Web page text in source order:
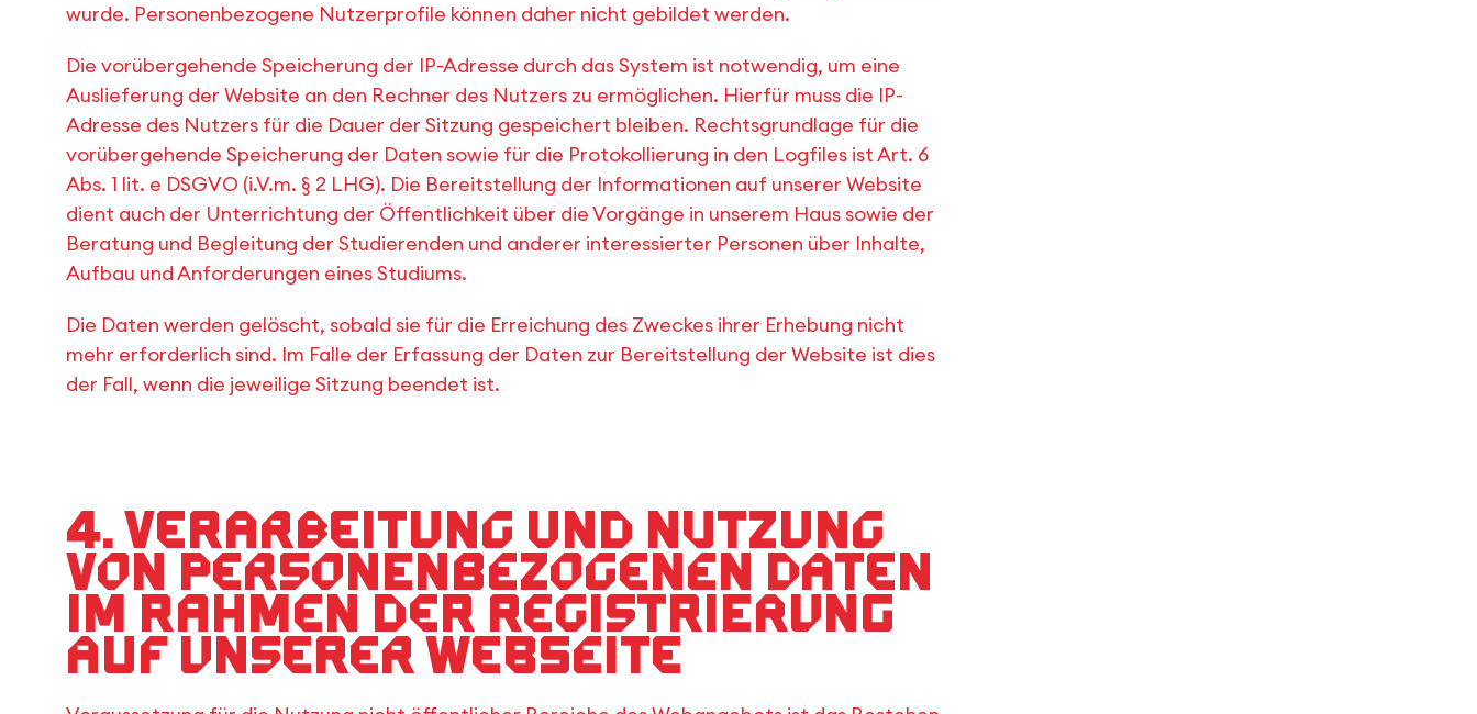
wurde. Personenbezogene Nutzerprofile können daher nicht gebildet werden.
Die vorübergehende Speicherung der IP-Adresse durch das System ist notwendig, um eine
Auslieferung der Website an den Rechner des Nutzers zu ermöglichen. Hierfür muss die IP-
Adresse des Nutzers für die Dauer der Sitzung gespeichert bleiben. Rechtsgrundlage für die
vorübergehende Speicherung der Daten sowie für die Protokollierung in den Logfiles ist Art. 6
Abs. 1 lit. e DSGVO (i.V.m. § 2 LHG). Die Bereitstellung der Informationen auf unserer Website
dient auch der Unterrichtung der Öffentlichkeit über die Vorgänge in unserem Haus sowie der
Beratung und Begleitung der Studierenden und anderer interessierter Personen über Inhalte,
Aufbau und Anforderungen eines Studiums.
Die Daten werden gelöscht, sobald sie für die Erreichung des Zweckes ihrer Erhebung nicht
mehr erforderlich sind. Im Falle der Erfassung der Daten zur Bereitstellung der Website ist dies
der Fall, wenn die jeweilige Sitzung beendet ist.
4. Verarbeitung und Nutzung
von personenbezogenen Daten
im Rahmen der Registrierung
auf unserer Webseite